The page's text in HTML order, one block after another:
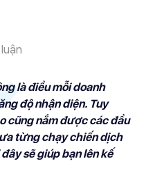
là điều mỗi doanh
độ nhận diện. Tuy
cũng nắm được các đầu
từng chạy chiến dịch
sẽ giúp bạn lên kế